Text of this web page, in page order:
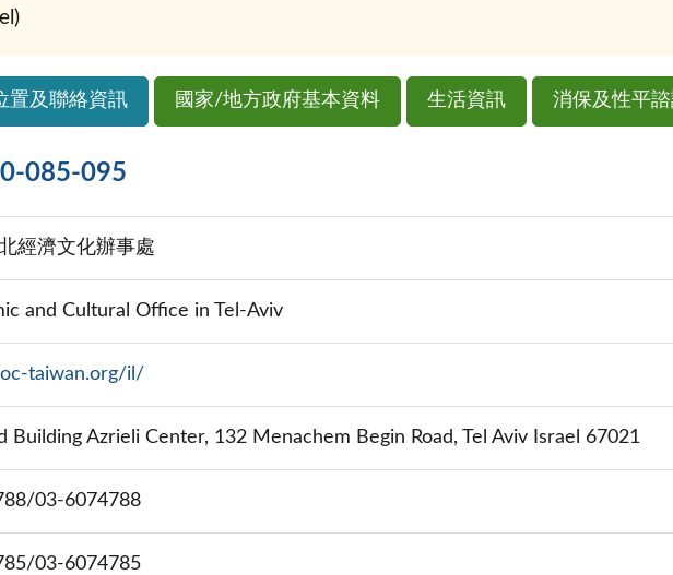
置及聯絡資訊 國家/地方政府基本資料 生活資訊 消保及性平
085-095
經濟文化辦事處
and Cultural Office in Tel-Aviv
taiwan.org/il/
Building Azrieli Center, 132 Menachem Begin Road, Tel Aviv Israel 67021
03-6074788
03-6074785